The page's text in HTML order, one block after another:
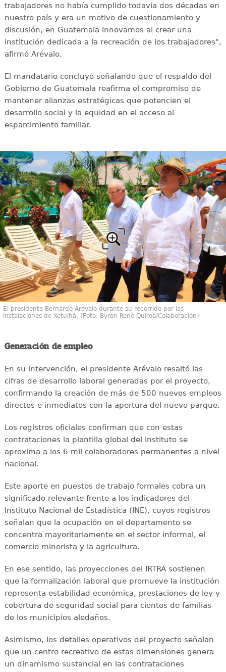
trabajadores no había cumplido todavía dos décadas en
nuestro país y era un motivo de cuestionamiento y
discusión, en Guatemala innovamos al crear una
institución dedicada a la recreación de los trabajadores",
afirmó Arévalo.
El mandatario concluyó señalando que el respaldo del
Gobierno de Guatemala reafirma el compromiso de
mantener alianzas estratégicas que potencien el
desarrollo social y la equidad en el acceso al
esparcimiento familiar.
El presidente Bernardo Arévalo durante su recorrido por las
instalaciones de Xetulhá. (Foto: Byron René Quiroa/Colaboración)
Generación de empleo
En su intervención, el presidente Arévalo resaltó las
cifras de desarrollo laboral generadas por el proyecto,
confirmando la creación de más de 500 nuevos empleos
directos e inmediatos con la apertura del nuevo parque.
Los registros oficiales confirman que con estas
contrataciones la plantilla global del Instituto se
aproxima a los 6 mil colaboradores permanentes a nivel
nacional.
Este aporte en puestos de trabajo formales cobra un
significado relevante frente a los indicadores del
Instituto Nacional de Estadística (INE), cuyos registros
señalan que la ocupación en el departamento se
concentra mayoritariamente en el sector informal, el
comercio minorista y la agricultura.
En ese sentido, las proyecciones del IRTRA sostienen
que la formalización laboral que promueve la institución
representa estabilidad económica, prestaciones de ley y
cobertura de seguridad social para cientos de familias
de los municipios aledaños.
Asimismo, los detalles operativos del proyecto señalan
que un centro recreativo de estas dimensiones genera
un dinamismo sustancial en las contrataciones